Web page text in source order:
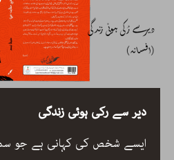
دیر سے رکی ہوئی زندگی
ایسے شخص کی کہانی ہے جو